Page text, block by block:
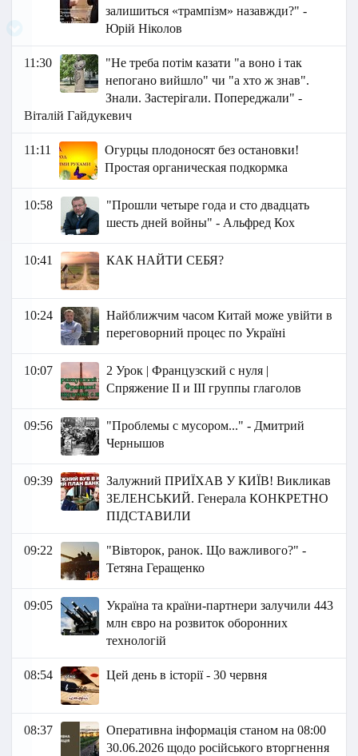
залишиться «трампізм» назавжди?" -
Юрій Ніколов
11:30
"Не треба потім казати "а воно і так
непогано вийшло" чи "а хто ж знав".
Знали. Застерігали. Попереджали" -
Віталій Гайдукевич
11:11
Огурцы плодоносят без остановки!
Простая органическая подкормка
10:58
"Прошли четыре года и сто двадцать
шесть дней войны" - Альфред Кох
10:41 КАК НАЙТИ СЕБЯ?
10:24
Найближчим часом Китай може увійти в
переговорний процес по Україні
10:07
2 Урок | Французский с нуля |
Спряжение II и III группы глаголов
09:56
"Проблемы с мусором..." - Дмитрий
Чернышов
09:39
Залужний ПРИЇХАВ У КИЇВ! Викликав
ЗЕЛЕНСЬКИЙ. Генерала КОНКРЕТНО
ПІДСТАВИЛИ
09:22
"Вівторок, ранок. Що важливого?" -
Тетяна Геращенко
09:05
Україна та країни-партнери залучили 443
млн євро на розвиток оборонних
технологій
08:54 Цей день в історії - 30 червня
08:37
Оперативна інформація станом на 08:00
30.06.2026 щодо російського вторгнення